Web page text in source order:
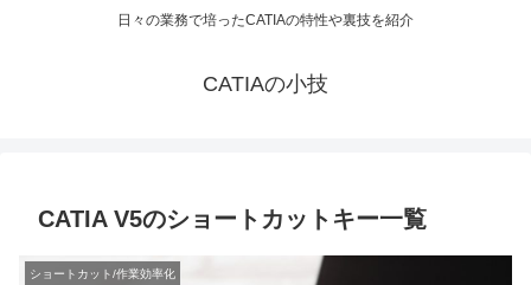
日々の業務で培ったCATIAの特性や裏技を紹介
CATIAの小技
CATIA V5のショートカットキー一覧
ショートカット/作業効率化